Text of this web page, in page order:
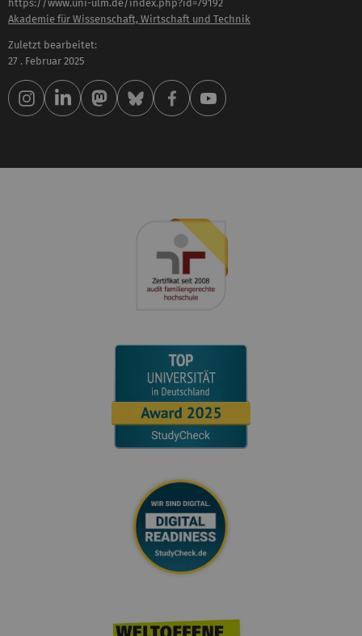
https://www.uni-ulm.de/index.php?id=79192
Akademie für Wissenschaft, Wirtschaft und Technik
Zuletzt bearbeitet:
27 . Februar 2025